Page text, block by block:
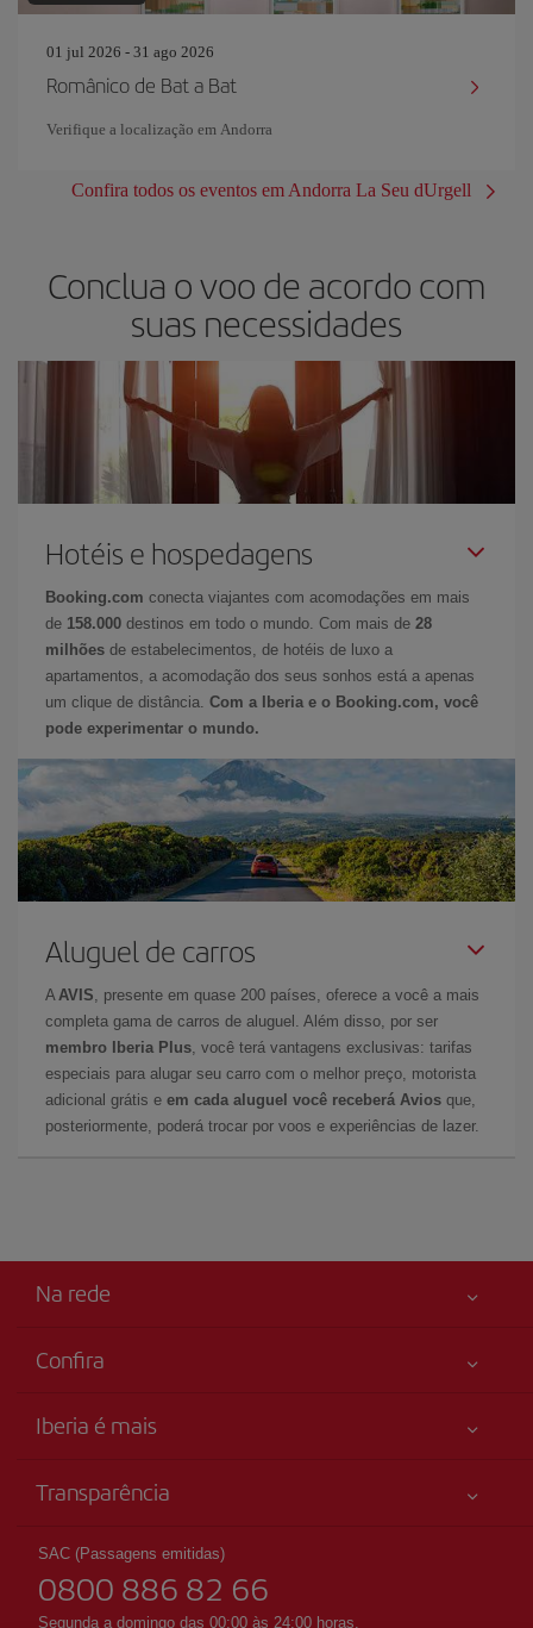
01 jul 2026 - 31 ago 2026
Românico de Bat a Bat
Verifique a localização em Andorra
Confira todos os eventos em Andorra La Seu dUrgell
Conclua o voo de acordo com
suas necessidades
Hotéis e hospedagens
Booking.com conecta viajantes com acomodações em mais
de 158.000 destinos em todo o mundo. Com mais de 28
milhões de estabelecimentos, de hotéis de luxo a
apartamentos, a acomodação dos seus sonhos está a apenas
um clique de distância. Com a Iberia e o Booking.com, você
pode experimentar o mundo.
Aluguel de carros
A AVIS , presente em quase 200 países, oferece a você a mais
completa gama de carros de aluguel. Além disso, por ser
membro Iberia Plus , você terá vantagens exclusivas: tarifas
especiais para alugar seu carro com o melhor preço, motorista
adicional grátis e em cada aluguel você receberá Avios que,
posteriormente, poderá trocar por voos e experiências de lazer.
Na rede
Confira
Acessibilidade
Sustentabilidade
Iberia é mais
Grupo Iberia
Acionistas e investidores
Nossas alianças
British Airways
Transparência
SAC (Passagens emitidas)
0800 886 82 66
Segunda a domingo das 00:00 às 24:00 horas.